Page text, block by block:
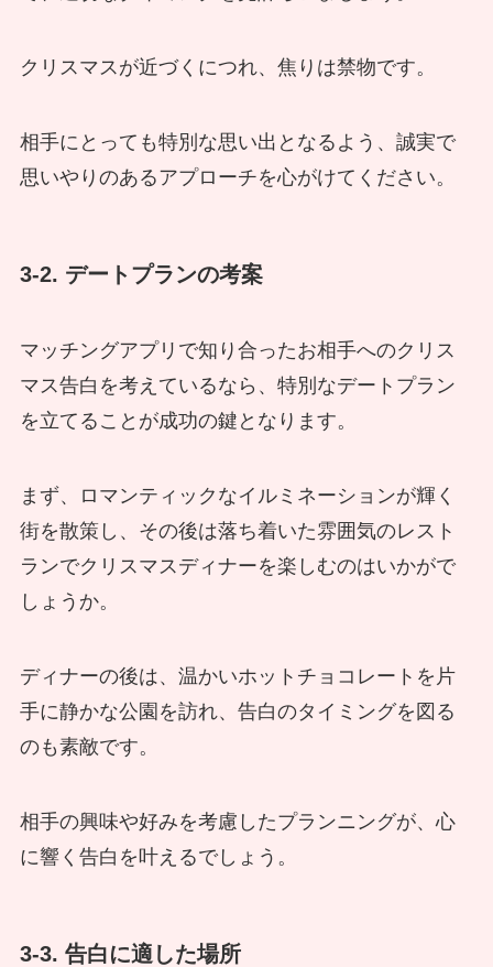
クリスマスが近づくにつれ、焦りは禁物です。
相手にとっても特別な思い出となるよう、誠実で
思いやりのあるアプローチを心がけてください。
3-2. デートプランの考案
マッチングアプリで知り合ったお相手へのクリス
マス告白を考えているなら、特別なデートプラン
を立てることが成功の鍵となります。
まず、ロマンティックなイルミネーションが輝く
街を散策し、その後は落ち着いた雰囲気のレスト
ランでクリスマスディナーを楽しむのはいかがで
しょうか。
ディナーの後は、温かいホットチョコレートを片
手に静かな公園を訪れ、告白のタイミングを図る
のも素敵です。
相手の興味や好みを考慮したプランニングが、心
に響く告白を叶えるでしょう。
3-3. 告白に適した場所